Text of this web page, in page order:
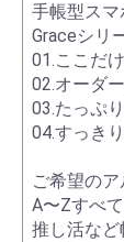
手帳型スマ
Graceシリ
01.ここだ
02.オーダ
03.たっぷ
04.すっき
ご希望のア
A〜Zすべ
推し活な